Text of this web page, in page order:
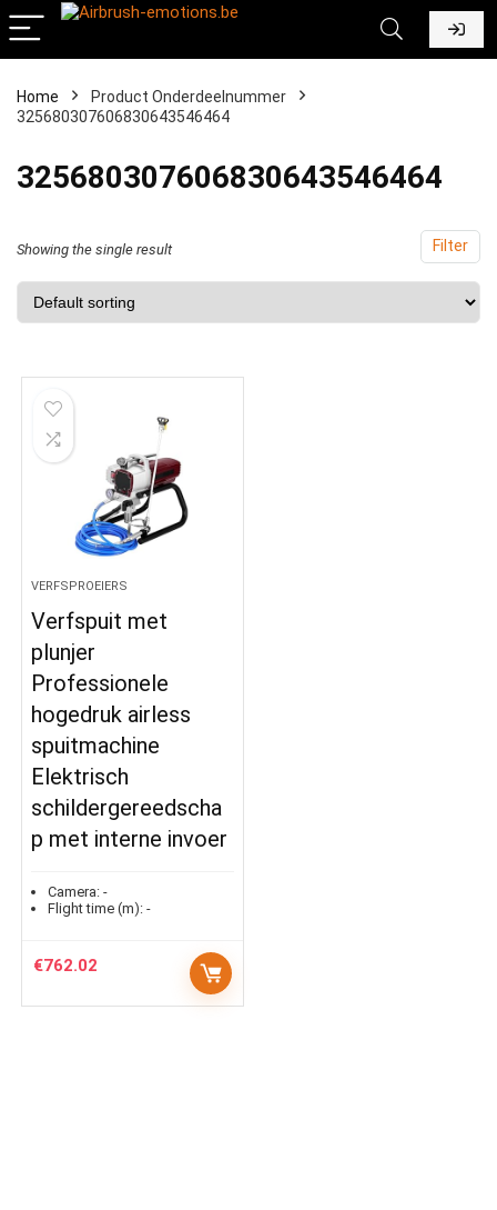
Home Product Onderdeelnummer
325680307606830643546464
‎325680307606830643546464
Filter
Showing the single result
VERFSPROEIERS
Verfspuit met
plunjer
Professionele
hogedruk airless
spuitmachine
Elektrisch
schildergereedscha
p met interne invoer
Camera: -
Flight time (m): -
€762.02